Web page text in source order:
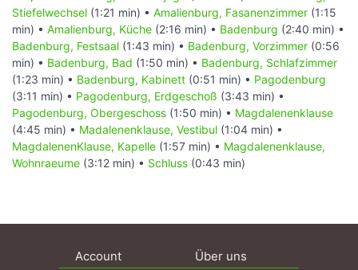
Stiefelwechsel (1:21 min) • Amalienburg, Fasanenzimmer (1:15
min) • Amalienburg, Küche (2:16 min) • Badenburg (2:40 min) •
Badenburg, Festsaal (1:43 min) • Badenburg, Vorzimmer (0:56
min) • Badenburg, Bad (1:50 min) • Badenburg, Schlafzimmer
(1:23 min) • Badenburg, Kabinett (0:51 min) • Pagodenburg
(3:11 min) • Pagodenburg, Erdgeschoß (3:43 min) •
Pagodenburg, Obergeschoss (1:50 min) • Magdalenenklause
(4:45 min) • Madalenenklause, Vestibul (1:04 min) •
MagdalenenKlause, Kapelle (1:57 min) • Magdalenenklause,
Wohnraeume (3:12 min) • Schluss (0:43 min)
Account Über uns